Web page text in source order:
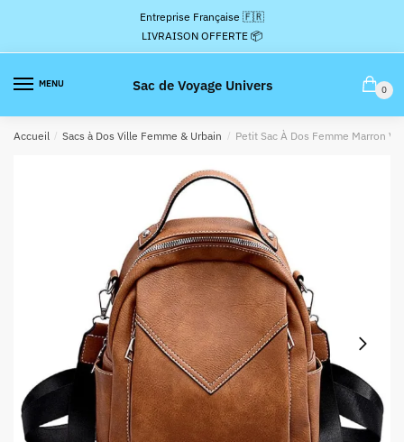
la
navigation
contenu
Entreprise Française 🇫🇷
LIVRAISON OFFERTE 📦
MENU Sac de Voyage Univers 0
Accueil / Sacs à Dos Ville Femme & Urbain / Petit Sac À Dos Femme Marron